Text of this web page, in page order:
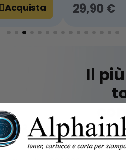
Acquista 29,90 €
Il
Oltre 2 milioni di clienti